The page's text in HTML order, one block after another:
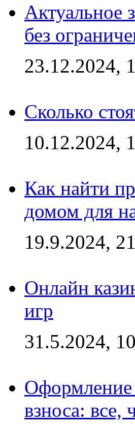
Актуальное
без
23.12.2024,
Сколько
10.12.2024,
Как найти
домом для
19.9.2024,
Онлайн
игр
31.5.2024,
Оформление
взноса: все,